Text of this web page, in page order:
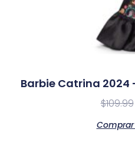
Barbie Catrina 2024
$109.99